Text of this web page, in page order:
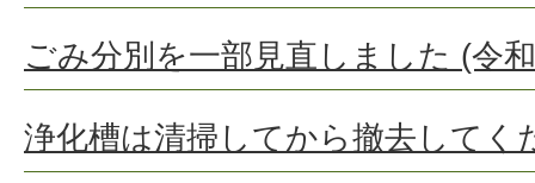
ごみ分別を一部見直しました (令
浄化槽は清掃してから撤去してく